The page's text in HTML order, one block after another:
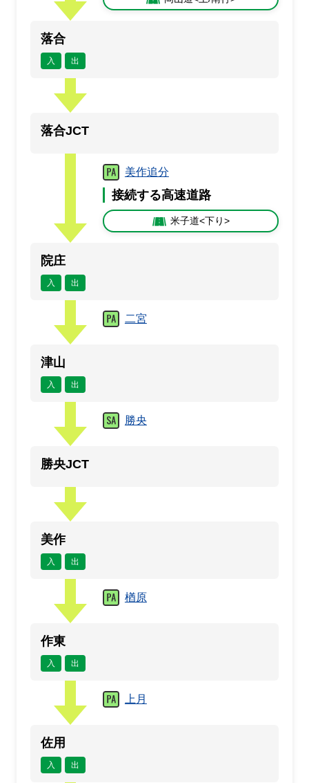
落合
入 出
落合JCT
美作追分
接続する高速道路
米子道<下り>
院庄
入 出
二宮
津山
入 出
勝央
勝央JCT
美作
入 出
楢原
作東
入 出
上月
佐用
入 出